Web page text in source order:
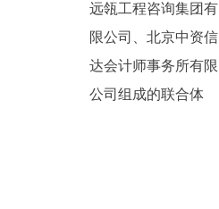
远瓴工程咨询集团有
限公司、北京中资信
达会计师事务所有限
公司组成的联合体